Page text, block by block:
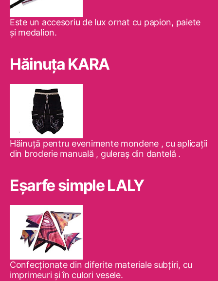
Este un accesoriu de lux ornat cu papion, paiete
şi medalion.
Hăinuţa KARA
Hăinuţă pentru evenimente mondene , cu aplicaţii
din broderie manuală , guleraş din dantelă .
Eşarfe simple LALY
Confecţionate din diferite materiale subţiri, cu
imprimeuri şi în culori vesele.